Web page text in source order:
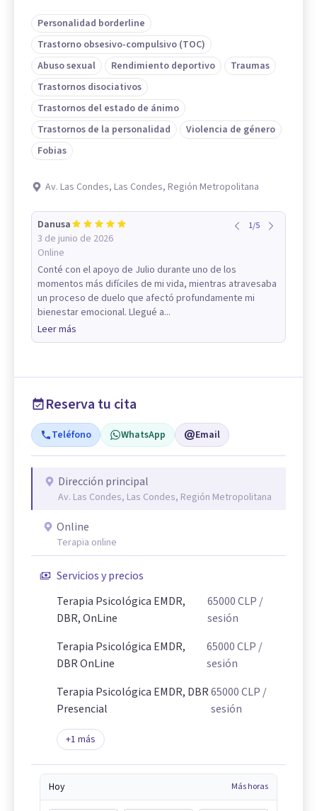
Personalidad borderline
Trastorno obsesivo-compulsivo (TOC)
Abuso sexual
Rendimiento deportivo
Traumas
Trastornos disociativos
Trastornos del estado de ánimo
Trastornos de la personalidad
Violencia de género
Fobias
Av. Las Condes, Las Condes, Región Metropolitana
Danusa
3 de junio de 2026
Online
1/5
Conté con el apoyo de Julio durante uno de los
momentos más difíciles de mi vida, mientras atravesaba
un proceso de duelo que afectó profundamente mi
bienestar emocional. Llegué a...
Leer más
Reserva tu cita
Teléfono WhatsApp Email
Dirección principal
Av. Las Condes, Las Condes, Región Metropolitana
Online
Terapia online
Servicios y precios
Terapia Psicológica EMDR,
DBR, OnLine
65000CLP /
sesión
Terapia Psicológica EMDR,
DBR OnLine
65000CLP /
sesión
Terapia Psicológica EMDR, DBR
Presencial
65000CLP /
sesión
+1 más
Hoy Más horas